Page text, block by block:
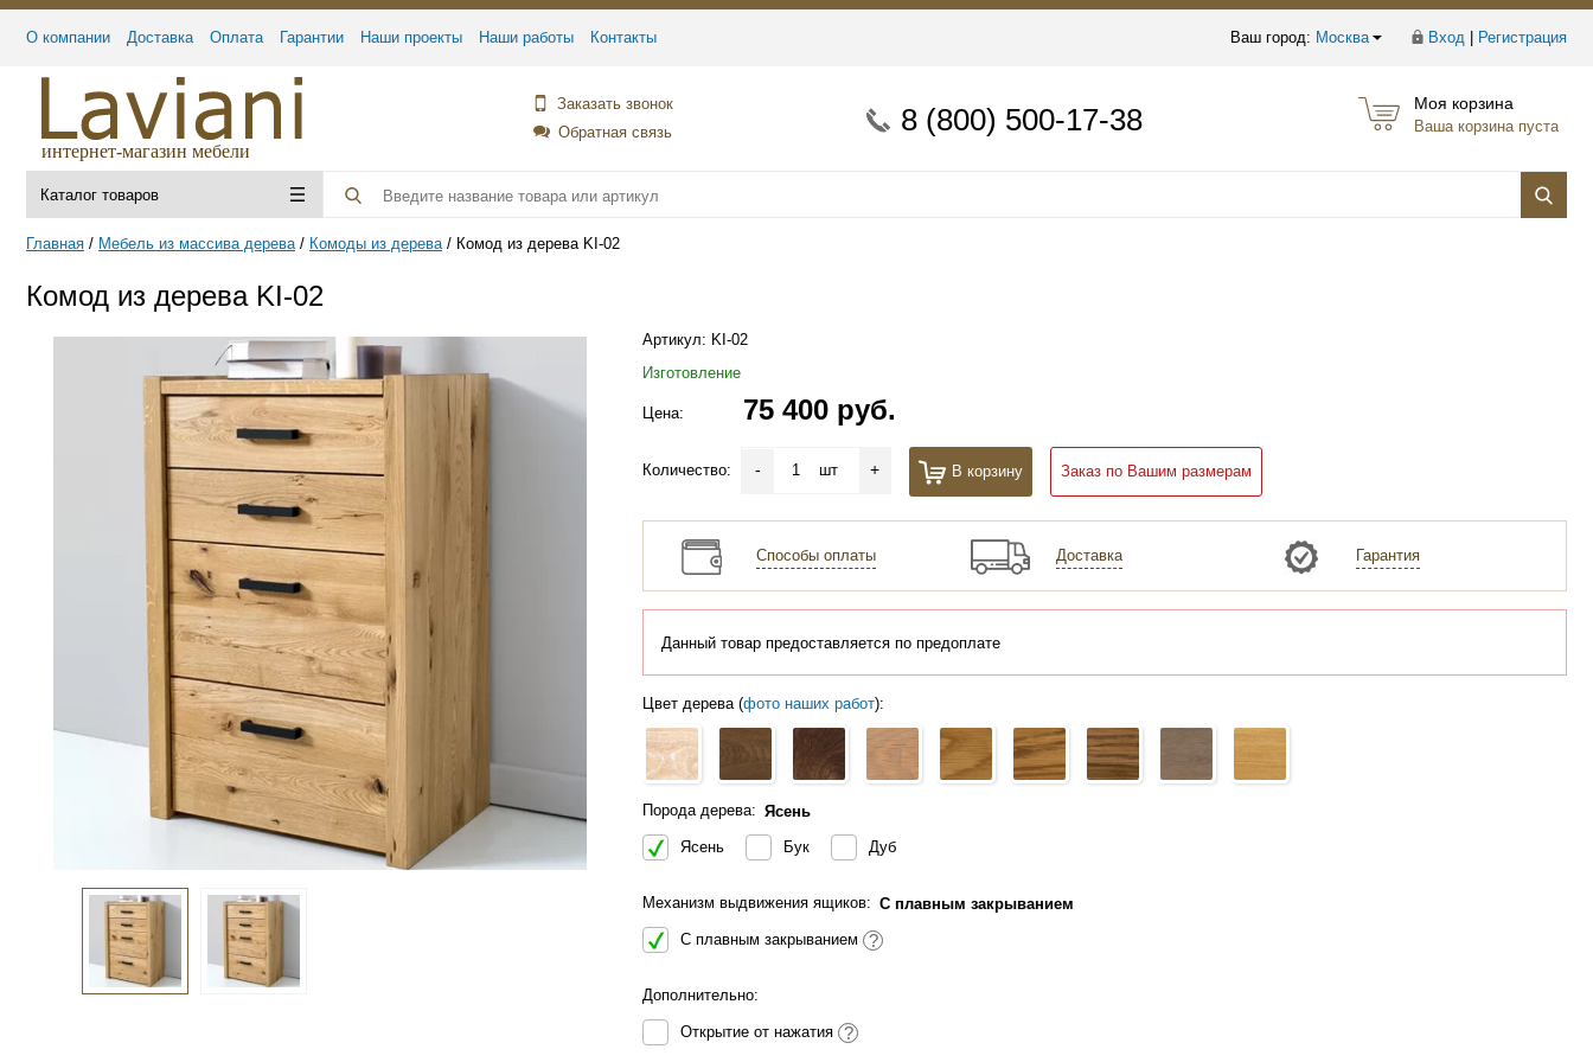
Ваш город: Москва Вход Регистрация
О компании Доставка Оплата Гарантии Наши проекты Наши работы Контакты
интернет-магазин мебели
Заказать звонок
Обратная связь
8 (800) 500-17-38 Моя корзина
Ваша корзина пуста
Каталог товаров
Главная Мебель из массива дерева Комоды из дерева Комод из дерева KI-02
Комод из дерева KI-02
Артикул: KI-02
Изготовление
Цена: 75 400 руб.
Количество: - шт + В корзину Заказ по Вашим размерам
Способы оплаты Доставка Гарантия
Данный товар предоставляется по предоплате
Цвет дерева (фото наших работ):
Порода дерева: Ясень
Ясень
Бук Дуб
Механизм выдвижения ящиков: С плавным закрыванием
С плавным закрыванием
?
Дополнительно:
Открытие от нажатия ?